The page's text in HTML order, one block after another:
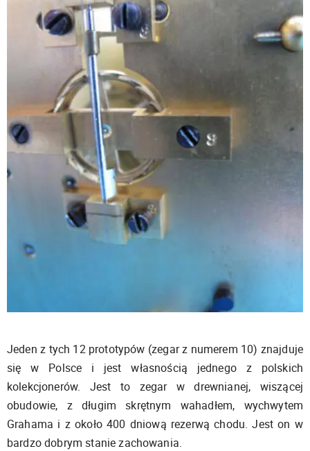
Jeden z tych 12 prototypów (zegar z numerem 10) znajduje
się w Polsce i jest własnością jednego z polskich
kolekcjonerów. Jest to zegar w drewnianej, wiszącej
obudowie, z długim skrętnym wahadłem, wychwytem
Grahama i z około 400 dniową rezerwą chodu. Jest on w
bardzo dobrym stanie zachowania.